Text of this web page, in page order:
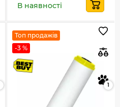
В наявності
Топ продажів
-3 %
1